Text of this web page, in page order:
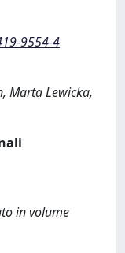
9554-4
Marta Lewicka,
in volume